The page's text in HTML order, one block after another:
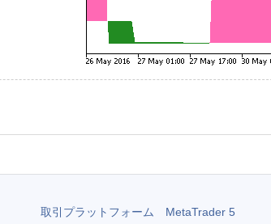
取引プラットフォーム MetaTrader 5